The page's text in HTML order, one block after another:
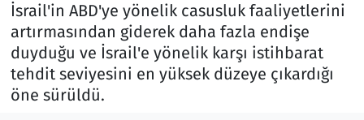
İsrail'in ABD'ye yönelik casusluk faaliyetlerini
artırmasından giderek daha fazla endişe
duyduğu ve İsrail'e yönelik karşı istihbarat
tehdit seviyesini en yüksek düzeye çıkardığı
öne sürüldü.
Memur ve Kamu
Otomobil
Oyun